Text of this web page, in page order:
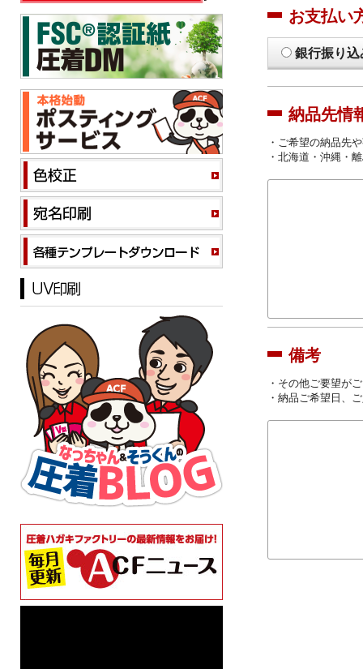
お支払い
銀行振り込
納品先情
・ご希望の納品先
・北海道・沖縄・
備考
・その他ご要望が
・納品ご希望日、